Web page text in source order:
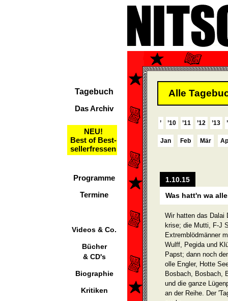
Tagebuch
Das Archiv
NEU!
Best of Best-
sellerfressen
Programme
Termine
Videos & Co.
Bücher
& CD's
Biographie
Kritiken
Alle
’ ’10 ’11 ’12 ’13
Jan Feb Mär
1.10.15
Was hatt'n wa
Wir hatten das Dalai
krise; die Mutti, F-J
Extremblödmänner
Wulff, Pegida und
Papst; dann noch
olle Engler, Hotte
Bosbach, Bosbach,
und die ganze
an der Reihe. Der